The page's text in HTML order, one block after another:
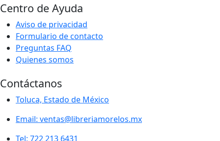
Centro de Ayuda
Aviso de privacidad
Formulario de contacto
Preguntas FAQ
Quienes somos
Contáctanos
Toluca, Estado de México
Email: ventas@libreriamorelos.mx
Tel: 722 213 6431